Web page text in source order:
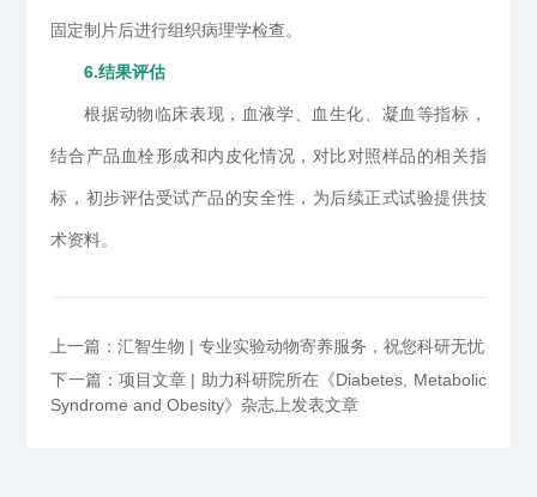
固定制片后进行组织病理学检查。
6.结果评估
根据动物临床表现，血液学、血生化、凝血等指标，
结合产品血栓形成和内皮化情况，对比对照样品的相关指
标，初步评估受试产品的安全性，为后续正式试验提供技
术资料。
上一篇：汇智生物 | 专业实验动物寄养服务，祝您科研无忧
下一篇：项目文章 | 助力科研院所在《Diabetes, Metabolic
Syndrome and Obesity》杂志上发表文章